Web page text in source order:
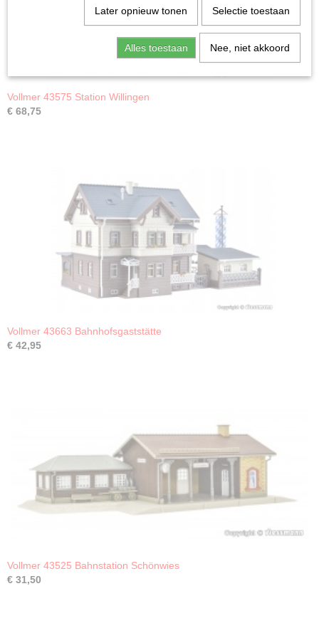
Vollmer 43575 Station Willingen
€ 68,75
Vollmer 43663 Bahnhofsgaststätte
€ 42,95
Vollmer 43525 Bahnstation Schönwies
€ 31,50
Later opnieuw tonen Selectie toestaan
Alles toestaan Nee, niet akkoord